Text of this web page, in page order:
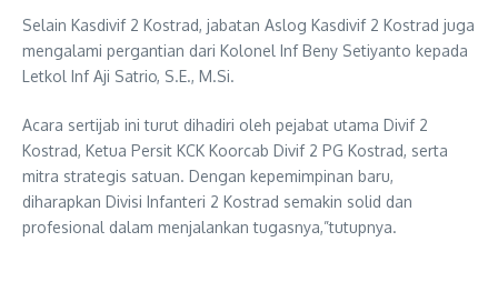
Selain Kasdivif 2 Kostrad, jabatan Aslog Kasdivif 2 Kostrad juga
mengalami pergantian dari Kolonel Inf Beny Setiyanto kepada
Letkol Inf Aji Satrio, S.E., M.Si.
Acara sertijab ini turut dihadiri oleh pejabat utama Divif 2
Kostrad, Ketua Persit KCK Koorcab Divif 2 PG Kostrad, serta
mitra strategis satuan. Dengan kepemimpinan baru,
diharapkan Divisi Infanteri 2 Kostrad semakin solid dan
profesional dalam menjalankan tugasnya,”tutupnya.